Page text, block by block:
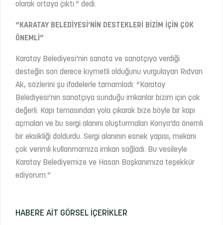
olarak ortaya çıktı.” dedi.
“KARATAY BELEDİYESİ’NİN DESTEKLERİ BİZİM İÇİN ÇOK
ÖNEMLİ”
Karatay Belediyesi’nin sanata ve sanatçıya verdiği
desteğin son derece kıymetli olduğunu vurgulayan Rıdvan
Ak, sözlerini şu ifadelerle tamamladı: “Karatay
Belediyesi’nin sanatçıya sunduğu imkanlar bizim için çok
değerli. Kapı temasından yola çıkarak bize böyle bir kapı
açmaları ve bu sergi alanını oluşturmaları Konya’da önemli
bir eksikliği doldurdu. Sergi alanının esnek yapısı, mekanı
çok verimli kullanmamıza imkan sağladı. Bu vesileyle
Karatay Belediyemize ve Hasan Başkanımıza teşekkür
ediyorum.”
HABERE AIT GÖRSEL İÇERIKLER